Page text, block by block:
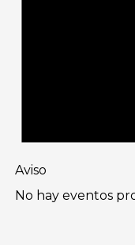
Aviso
No hay eventos